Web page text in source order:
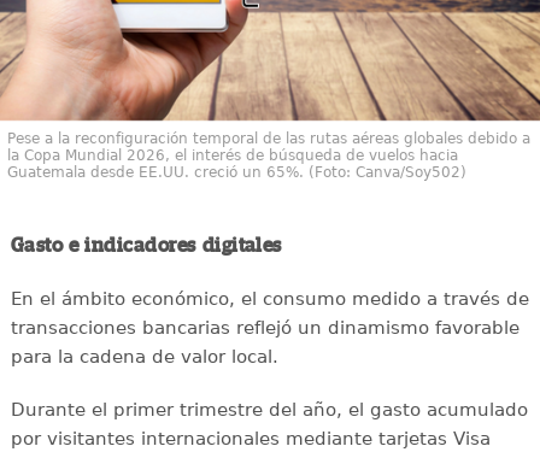
Pese a la reconfiguración temporal de las rutas aéreas globales debido a
la Copa Mundial 2026, el interés de búsqueda de vuelos hacia
Guatemala desde EE.UU. creció un 65%. (Foto: Canva/Soy502)
Gasto e indicadores digitales
En el ámbito económico, el consumo medido a través de
transacciones bancarias reflejó un dinamismo favorable
para la cadena de valor local.
Durante el primer trimestre del año, el gasto acumulado
por visitantes internacionales mediante tarjetas Visa